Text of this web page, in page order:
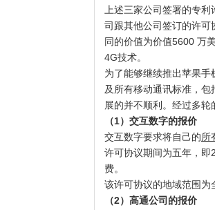
上述三家公司签署的专
司跟其他公司签订的许
同的价值为价值5600 万
4G技术。
为了能够继续推出苹果
及所有移动通讯标准，
展的并不顺利。经过多
（1）交互数字的报价
交互数字要求将自己的所
许可协议期间为五年，
费。
该许可协议的地域范围为
（2）高通公司的报价